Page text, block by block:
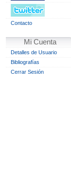
Contacto
Mi Cuenta
Detalles de Usuario
Bibliografías
Cerrar Sesión